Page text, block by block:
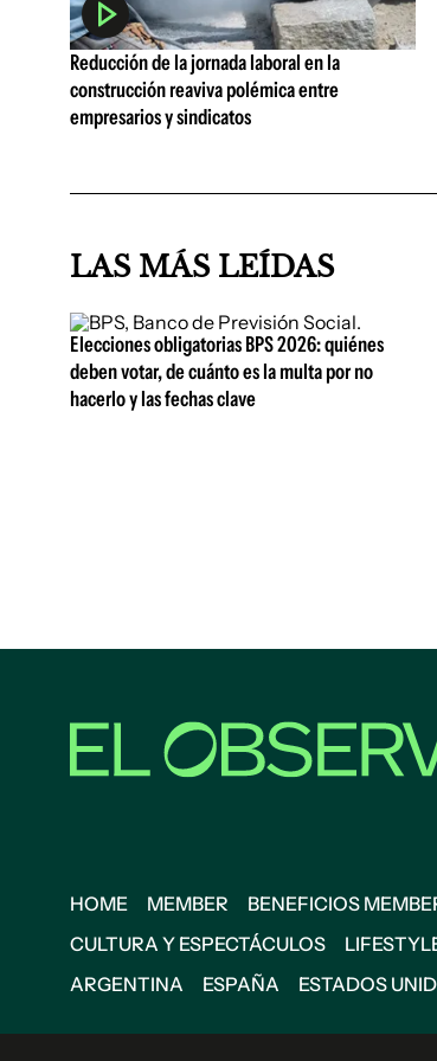
Reducción de la jornada laboral en la
construcción reaviva polémica entre
empresarios y sindicatos
LAS MÁS LEÍDAS
Elecciones obligatorias BPS 2026: quiénes
deben votar, de cuánto es la multa por no
hacerlo y las fechas clave
HOME MEMBER BENEFICIOS
CULTURA Y ESPECTÁCULOS
ARGENTINA
ESPAÑA ESTADOS